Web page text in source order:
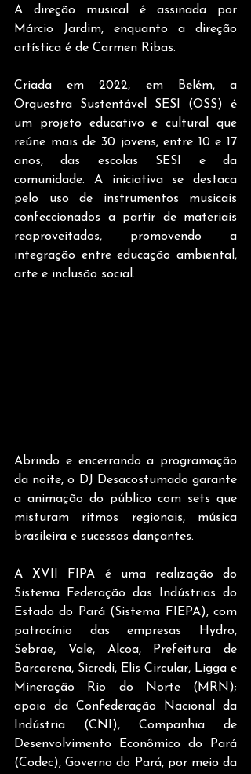
A direção musical é assinada por
Márcio Jardim, enquanto a direção
artística é de Carmen Ribas.
Criada em 2022, em Belém, a
Orquestra Sustentável SESI (OSS) é
um projeto educativo e cultural que
reúne mais de 30 jovens, entre 10 e 17
anos, das escolas SESI e da
comunidade. A iniciativa se destaca
pelo uso de instrumentos musicais
confeccionados a partir de materiais
reaproveitados, promovendo a
integração entre educação ambiental,
arte e inclusão social.
Abrindo e encerrando a programação
da noite, o DJ Desacostumado garante
a animação do público com sets que
misturam ritmos regionais, música
brasileira e sucessos dançantes.
A XVII FIPA é uma realização do
Sistema Federação das Indústrias do
Estado do Pará (Sistema FIEPA), com
patrocínio das empresas Hydro,
Sebrae, Vale, Alcoa, Prefeitura de
Barcarena, Sicredi, Elis Circular, Ligga e
Mineração Rio do Norte (MRN);
apoio da Confederação Nacional da
Indústria (CNI), Companhia de
Desenvolvimento Econômico do Pará
(Codec), Governo do Pará, por meio da